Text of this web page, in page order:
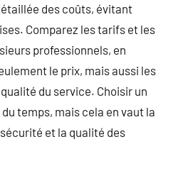
des coûts, évitant
Comparez les tarifs et les
professionnels, en
le prix, mais aussi les
du service. Choisir un
temps, mais cela en vaut la
et la qualité des